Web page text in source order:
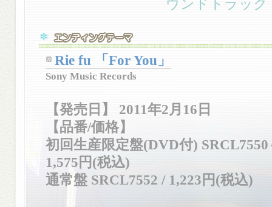
ウンドトラック
Rie fu 「For You」
Sony Music Records
【発売日】 2011年2月16日
【品番/価格】
初回生産限定盤(DVD付) SRCL7550
1,575円(税込)
通常盤 SRCL7552 / 1,223円(税込)